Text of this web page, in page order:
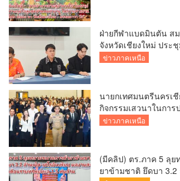
ฝ่ายกีฬาแบดมินตัน ส
จังหวัดเชียงใหม่ ประ
พร้อมคัดเลือกนักกีฬา
ข่าวภาคเหนือ
นายกเทศมนตรีนครเ
กิจกรรมเสวนาในกา
การป้องกันการทุจริตเ
ข่าวภาคเหนือ
(มีคลิป) ตร.ภาค 5 ลุย
ยาข้ามชาติ ยึดบา 3.2